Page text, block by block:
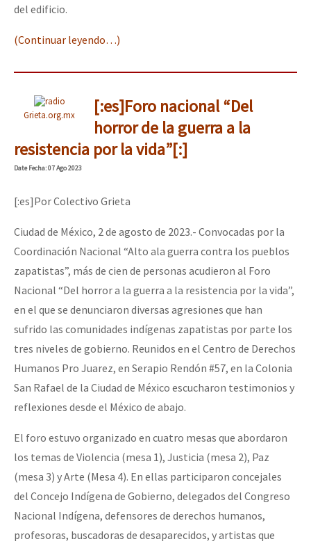
del edificio.
(Continuar leyendo…)
Grieta.org.mx
[:es]Foro nacional “Del
horror de la guerra a la
resistencia por la vida”[:]
DateFecha: 07 Ago 2023
[:es]Por Colectivo Grieta
Ciudad de México, 2 de agosto de 2023.- Convocadas por la
Coordinación Nacional “Alto ala guerra contra los pueblos
zapatistas”, más de cien de personas acudieron al Foro
Nacional “Del horror a la guerra a la resistencia por la vida”,
en el que se denunciaron diversas agresiones que han
sufrido las comunidades indígenas zapatistas por parte los
tres niveles de gobierno. Reunidos en el Centro de Derechos
Humanos Pro Juarez, en Serapio Rendón #57, en la Colonia
San Rafael de la Ciudad de México escucharon testimonios y
reflexiones desde el México de abajo.
El foro estuvo organizado en cuatro mesas que abordaron
los temas de Violencia (mesa 1), Justicia (mesa 2), Paz
(mesa 3) y Arte (Mesa 4). En ellas participaron concejales
del Concejo Indígena de Gobierno, delegados del Congreso
Nacional Indígena, defensores de derechos humanos,
profesoras, buscadoras de desaparecidos, y artistas que